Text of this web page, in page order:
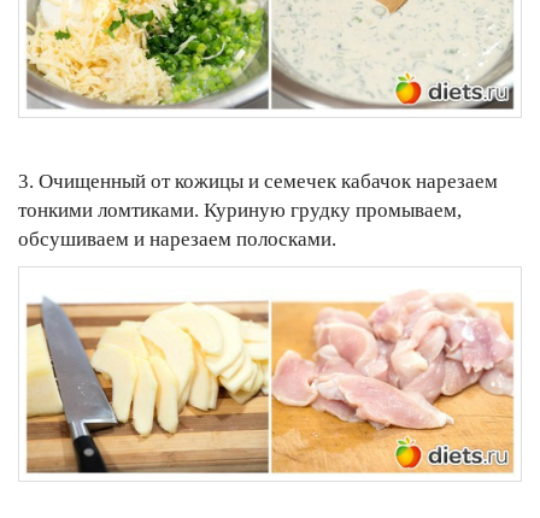
3. Очищенный от кожицы и семечек кабачок нарезаем
тонкими ломтиками. Куриную грудку промываем,
обсушиваем и нарезаем полосками.